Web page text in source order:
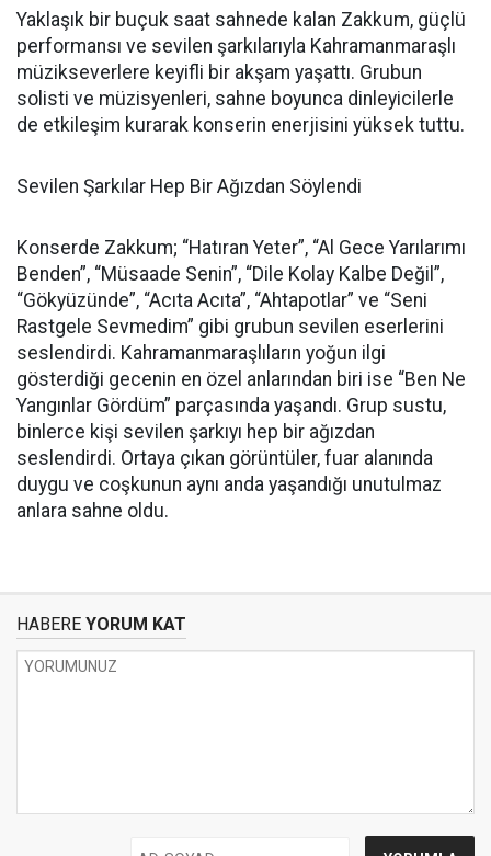
Yaklaşık bir buçuk saat sahnede kalan Zakkum, güçlü
performansı ve sevilen şarkılarıyla Kahramanmaraşlı
müzikseverlere keyifli bir akşam yaşattı. Grubun
solisti ve müzisyenleri, sahne boyunca dinleyicilerle
de etkileşim kurarak konserin enerjisini yüksek tuttu.
Sevilen Şarkılar Hep Bir Ağızdan Söylendi
Konserde Zakkum; “Hatıran Yeter”, “Al Gece Yarılarımı
Benden”, “Müsaade Senin”, “Dile Kolay Kalbe Değil”,
“Gökyüzünde”, “Acıta Acıta”, “Ahtapotlar” ve “Seni
Rastgele Sevmedim” gibi grubun sevilen eserlerini
seslendirdi. Kahramanmaraşlıların yoğun ilgi
gösterdiği gecenin en özel anlarından biri ise “Ben Ne
Yangınlar Gördüm” parçasında yaşandı. Grup sustu,
binlerce kişi sevilen şarkıyı hep bir ağızdan
seslendirdi. Ortaya çıkan görüntüler, fuar alanında
duygu ve coşkunun aynı anda yaşandığı unutulmaz
anlara sahne oldu.
HABERE YORUM KAT